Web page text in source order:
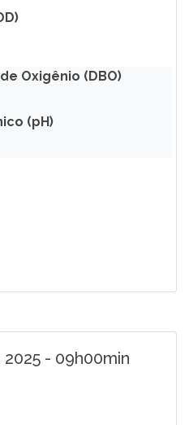
Oxigênio (DBO)
(pH)
- 09h00min